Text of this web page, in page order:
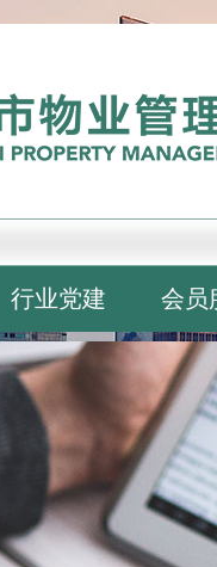
行业党建 会员